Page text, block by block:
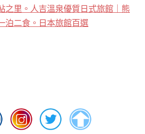
之里。人吉溫泉優質日式旅館｜熊
泊二食。日本旅館百選